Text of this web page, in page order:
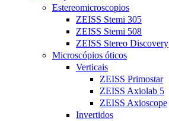
Estereomicroscopios
ZEISS Stemi 305
ZEISS Stemi 508
ZEISS Stereo Discovery
Microscópios óticos
Verticais
ZEISS Primostar
ZEISS Axiolab 5
ZEISS Axioscope
Invertidos